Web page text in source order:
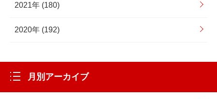
2021年 (180)
2020年 (192)
月別アーカイブ